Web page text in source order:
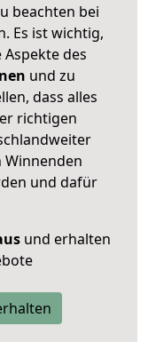
beachten bei
Es ist wichtig,
des
und zu
dass alles
richtigen
Winnenden
und dafür
und erhalten